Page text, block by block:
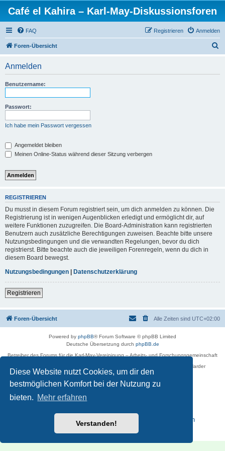
Diese Website nutzt Cookies, um dir den
bestmöglichen Komfort bei der Nutzung zu
bieten. Mehr erfahren
Verstanden!
Café el Kahira – Karl-May-Diskussionsforen
FAQ Anmelden
Registrieren
Foren-Übersicht
Anmelden
Benutzername:
Passwort:
Ich habe mein Passwort vergessen
Angemeldet bleiben
Meinen Online-Status während dieser Sitzung verbergen
REGISTRIEREN
Du musst in diesem Forum registriert sein, um dich anmelden zu können. Die
Registrierung ist in wenigen Augenblicken erledigt und ermöglicht dir, auf
weitere Funktionen zuzugreifen. Die Board-Administration kann registrierten
Benutzern auch zusätzliche Berechtigungen zuweisen. Beachte bitte unsere
Nutzungsbedingungen und die verwandten Regelungen, bevor du dich
registrierst. Bitte beachte auch die jeweiligen Forenregeln, wenn du dich in
diesem Board bewegst.
Nutzungsbedingungen | Datenschutzerklärung
Registrieren
Foren-Übersicht Alle Zeiten sind UTC+02:00
Powered by phpBB® Forum Software © phpBB Limited
Deutsche Übersetzung durch phpBB.de
Betreiber des Forums für die Karl-May-Vereinigung – Arbeits- und Forschungsgemeinschaft
in Zusammenarbeit mit der Karl-May-Stiftung Radebeul bei Dresden: Ralf Harder
Impressum
Reisen zu Karl May – Leben · Werk · Erinnerungsstätten
Nutzungsbedingungen